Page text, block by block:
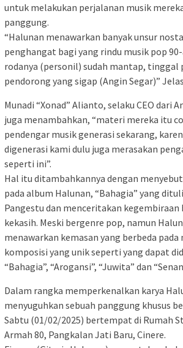
untuk melakukan perjalanan musik
panggung.
“Halunan menawarkan banyak unsur
penghangat bagi yang rindu musik pop
rodanya (personil) sudah mantap, tinggal
pendorong yang sigap (Angin Segar)”
Munadi “Xonad” Alianto, selaku CEO dari
juga menambahkan, “materi mereka itu
pendengar musik generasi sekarang,
digenerasi kami dulu juga merasakan
seperti ini”.
Hal itu ditambahkannya dengan
pada album Halunan, “Bahagia” yang
Pangestu dan menceritakan kegembiraan
kekasih. Meski bergenre pop, namun
menawarkan kemasan yang berbeda
komposisi yang unik seperti yang dapat
“Bahagia”, “Arogansi”, “Juwita” dan
Dalam rangka memperkenalkan karya
menyuguhkan sebuah panggung khusus
Sabtu (01/02/2025) bertempat di Rumah
Armah 80, Pangkalan Jati Baru, Cinere.